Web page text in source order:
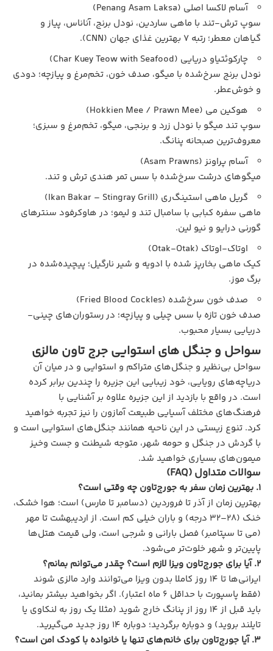
آسام لاکسا اصلی (Penang Asam Laksa)
سوپ ترش-تند با ماهی ساردین، نودل برنج، آناناس، پیاز و
گیاهان معطر؛ رتبه ۷ بهترین غذای جهان (CNN).
چارکوئتیاو دریایی (Char Kuey Teow with Seafood)
نودل برنج سرخ‌شده با میگو، صدف خون، تخم‌مرغ و پیازچه؛ دودی
و خوش‌عطر.
هوکین می (Hokkien Mee / Prawn Mee)
سوپ تند میگو با نودل زرد و برنجی، میگو، تخم‌مرغ و سبزی؛
معروف‌ترین صبحانه پنانگ.
آسام پراونز (Asam Prawns)
میگوهای درشت سرخ‌شده با سس تمر هندی ترش و تند.
گریل ماهی استینگ‌ری (Ikan Bakar – Stingray Grill)
ماهی سفره کبابی با سامبال تند و لیمو؛ در هاوکرفود سنترهای
گورنی درایو و نیو لین.
اوتاک-اوتاک (Otak-Otak)
کیک ماهی بخارپز شده با ادویه و شیر نارگیل؛ پیچیده‌شده در
برگ موز.
صدف خون سرخ‌شده (Fried Blood Cockles)
صدف خون تازه با سس چیلی و پیازچه؛ در رستوران‌های چینی-
دریایی بسیار محبوب.
سواحل و جنگل‌ های استوایی جرج تاون مالزی
سواحل بی‌نظیر و جنگل‌های متراکم و استوایی و در میان آن
دریاچه‌های رویایی، خود زیبایی این جزیره را چندین برابر کرده
است. در واقع با بازدید از این جزیره علاوه بر آشنایی با
فرهنگ‌های مختلف آسیایی طبیعت آمازون را نیز تجربه خواهید
کرد. تنوع زیستی در این ناحیه همانند جنگل‌های استوایی است و
با گردش در جنگل و حومه شهر، متوجه شیطنت و جست وخیز
میمون‌های بسیاری خواهید شد.
سوالات متداول (FAQ)
1. بهترین زمان سفر به جورج‌تاون چه وقتی است؟
بهترین زمان از آذر تا فروردین (دسامبر تا مارس) است؛ هوا خشک،
خنک (۲۸–۳۲ درجه) و باران خیلی کم است. از اردیبهشت تا مهر
(می تا سپتامبر) فصل بارانی و شرجی است، ولی قیمت هتل‌ها
پایین‌تر و شهر خلوت‌تر می‌شود.
2. آیا برای جورج‌تاون ویزا لازم است؟ چقدر می‌توانم بمانم؟
ایرانی‌ها تا ۱۴ روز کاملا بدون ویزا می‌توانند وارد مالزی شوند
(فقط پاسپورت با حداقل ۶ ماه اعتبار). اگر بخواهید بیشتر بمانید،
باید قبل از ۱۴ روز از پنانگ خارج شوید (مثلا یک روز به لنکاوی یا
تایلند بروید) و دوباره برگردید؛ دوباره ۱۴ روز جدید می‌گیرید.
3. آیا جورج‌تاون برای خانم‌های تنها یا خانواده با کودک امن است؟